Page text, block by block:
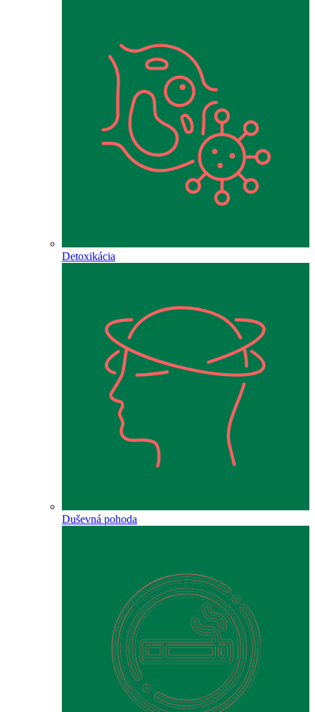
Detoxikácia
Duševná pohoda